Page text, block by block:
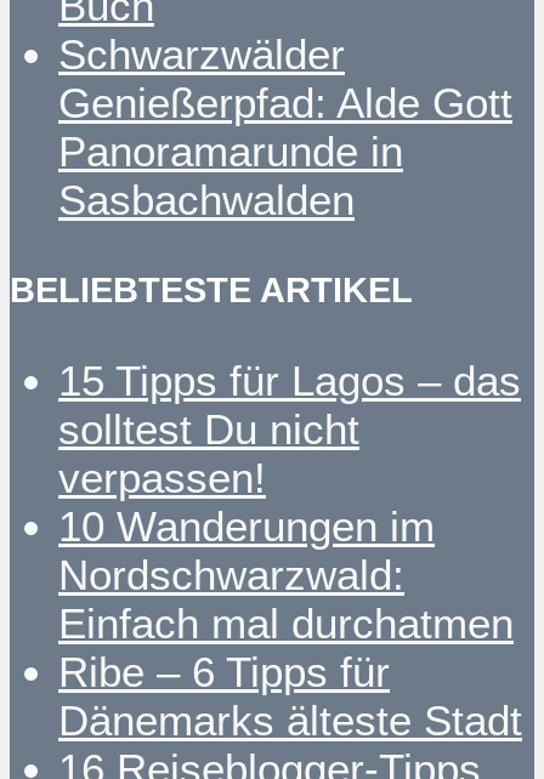
Schwarzwälder
Genießerpfad: Alde Gott
Panoramarunde in
Sasbachwalden
BELIEBTESTE ARTIKEL
15 Tipps für Lagos – das
solltest Du nicht
verpassen!
10 Wanderungen im
Nordschwarzwald:
Einfach mal durchatmen
Ribe – 6 Tipps für
Dänemarks älteste Stadt
16 Reiseblogger-Tipps